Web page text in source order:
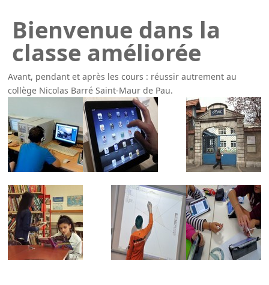
Bienvenue dans la
classe améliorée
Avant, pendant et après les cours : réussir autrement au
collège Nicolas Barré Saint-Maur de Pau.